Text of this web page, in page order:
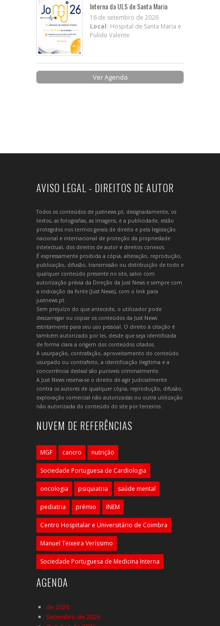
Interna da ULS de Santa Maria
16 de setembro de 2026
Local: Hospital de Santa Maria e
Pulido Valente
Ver Agenda
AVISO LEGAL - DIREITOS DE AUTOR
Todos os conteúdos de justnews.pt, designadamente, os
textos, as fotografias, as imagens, e a publicidade, estão
protegidos nos termos gerais de direito e pela legislação
nacional e internacional de proteção da propriedade
intelectual, dos direitos de autor e direitos conexos.
É expressamente proibida a cópia, alteração, reprodução,
publicação, difusão, transmissão ou distribuição de todo e
qualquer conteúdo presente no site, salvo com
autorização prévia da Direção da Just News e sempre com
a indicação da fonte (Just News), com o link para
justnews.pt.
Sem prejuízo do que antecede, o utilizador pode
descarregar ou copiar os conteúdos da Just News
estritamente para seu uso pessoal. O direito à citação é
também autorizado por lei, desde que seja identificada
de forma clara a origem dos conteúdos citados.
A usurpação, contrafação, aproveitamento do conteúdo
usurpado ou contrafeito, a identificação ilegítima e a
concorrência desleal são puníveis criminalmente.
A Just News reserva-se o direito de agir judicialmente
contra os autores de qualquer cópia, reprodução, difusão,
exploração comercial não autorizadas ou outra utilização
não autorizada do conteúdo do site por terceiros.
NUVEM DE REFERÊNCIAS
MGF cancro nutrição
Sociedade Portuguesa de Cardiologia
oncologia psiquiatria saúde mental
pediatria prémio INEM
Centro Hospitalar e Universitário de Coimbra
Manuel Teixeira Veríssimo
Sociedade Portuguesa de Medicina Interna
AGENDA
de 2026
Setembro de 2026